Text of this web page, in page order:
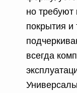
но требуют
покрытия и
всегда